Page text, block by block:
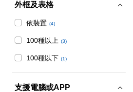
外框及表格
依裝置 (4)
100種以上 (3)
100種以下 (1)
支援電腦或APP